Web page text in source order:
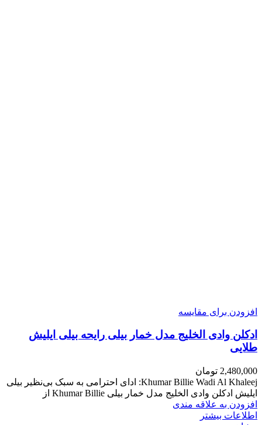
افزودن برای مقایسه
ادکلن وادی الخلیج مدل خمار بیلی رایحه بیلی ایلیش
طلایی
2,480,000 تومان
Khumar Billie Wadi Al Khaleej: ادای احترامی به سبک بی‌نظیر بیلی
ایلیش ادکلن وادی الخلیج مدل خمار بیلی Khumar Billie از
افزودن به علاقه مندی
اطلاعات بیشتر